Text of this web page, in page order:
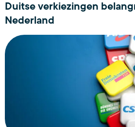
Duitse verkiezingen
Nederland